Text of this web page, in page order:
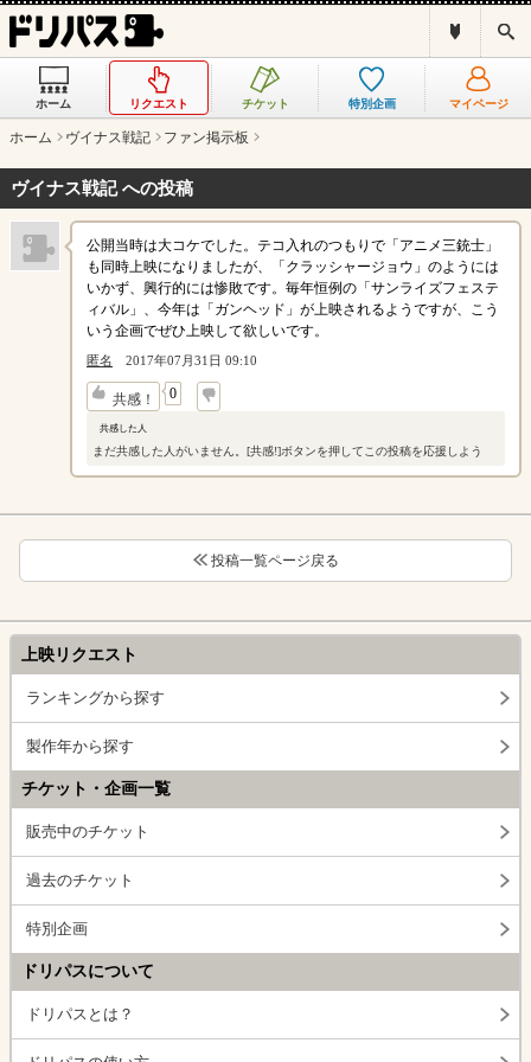
ス
ホーム リクエスト チケット 特別企画 マイページ
ホーム ヴイナス戦記 ファン掲示板
ヴイナス戦記 への投稿
公開当時は大コケでした。テコ入れのつもりで「アニメ三銃士」
も同時上映になりましたが、「クラッシャージョウ」のようには
いかず、興行的には惨敗です。毎年恒例の「サンライズフェステ
ィバル」、今年は「ガンヘッド」が上映されるようですが、こう
いう企画でぜひ上映して欲しいです。
匿名 2017年07月31日 09:10
共感！ 0
↓
共感した人
まだ共感した人がいません。[共感!]ボタンを押してこの投稿を応援しよう
投稿一覧ページ戻る
上映リクエスト
ランキングから探す
製作年から探す
チケット・企画一覧
販売中のチケット
過去のチケット
特別企画
ドリパスについて
ドリパスとは？